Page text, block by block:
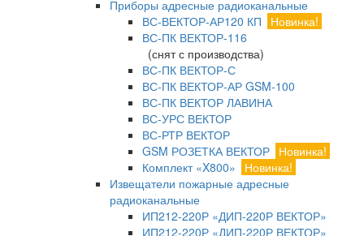
Приборы адресные радиоканальные
ВС-ВЕКТОР-АР120 КП
Новинка!
ВС-ПК ВЕКТОР-116
(снят с производства)
ВС-ПК ВЕКТОР-С
ВС-ПК ВЕКТОР-АР GSM-100
ВС-ПК ВЕКТОР ЛАВИНА
ВС-УРС ВЕКТОР
ВС-РТР ВЕКТОР
GSM РОЗЕТКА ВЕКТОР Новинка!
Комплект «X800»
Новинка!
Извещатели пожарные адресные
радиоканальные
ИП212-220Р «ДИП-220Р ВЕКТОР»
ИП212-220Р «ДИП-220Р ВЕКТОР»